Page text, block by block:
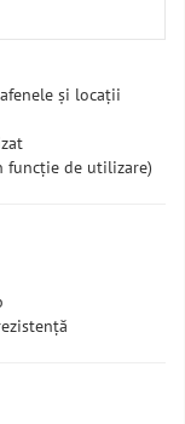
și locații
funcție de utilizare)